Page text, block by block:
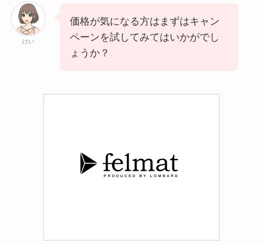
けい
価格が気になる方はまずはキャン
ペーンを試してみてはいかがでし
ょうか？